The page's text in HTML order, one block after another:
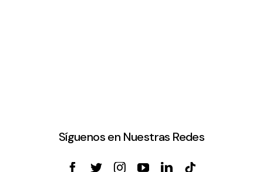
Síguenos en Nuestras Redes